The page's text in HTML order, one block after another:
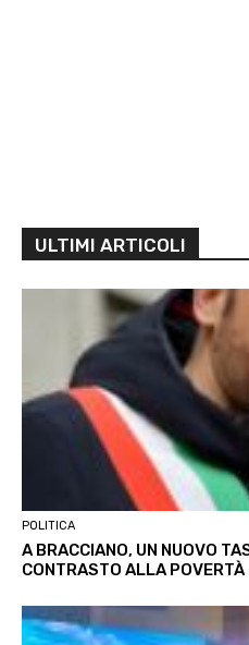
ULTIMI ARTICOLI
POLITICA
A BRACCIANO, UN NUOVO
CONTRASTO ALLA POVERTÀ